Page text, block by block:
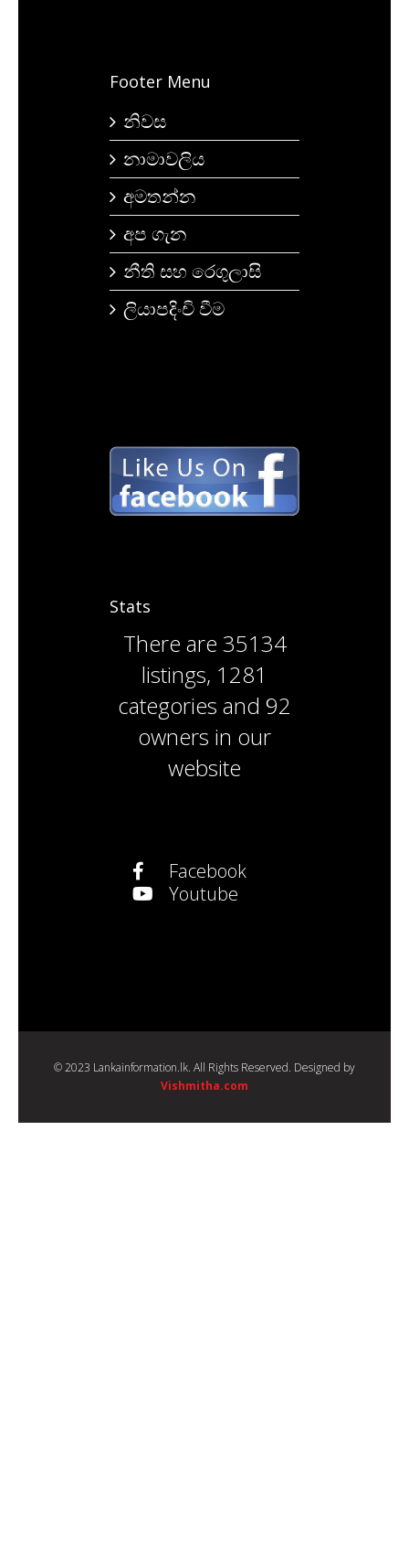
Footer Menu
නිවස
නාමාවලිය
අමතන්න
අප ගැන
නීති සහ රෙගුලාසි
ලියාපදිංචි වීම
Stats
There are 35134
listings, 1281
categories and 92
owners in our
website
Facebook
Youtube
© 2023 Lankainformation.lk. All Rights Reserved. Designed by
Vishmitha.com